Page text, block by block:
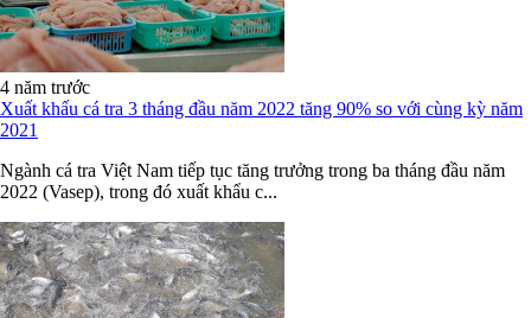
4 năm trước
Xuất khấu cá tra 3 tháng đầu năm 2022 tăng 90% so với cùng kỳ năm
2021
Ngành cá tra Việt Nam tiếp tục tăng trưởng trong ba tháng đầu năm
2022 (Vasep), trong đó xuất khẩu c...